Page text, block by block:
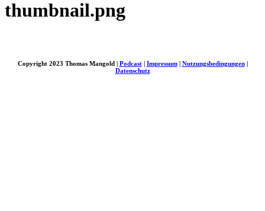
thumbnail.png
Copyright 2023 Thomas Mangold | Podcast| Impressum| Nutzungsbedingungen|
Datenschutz